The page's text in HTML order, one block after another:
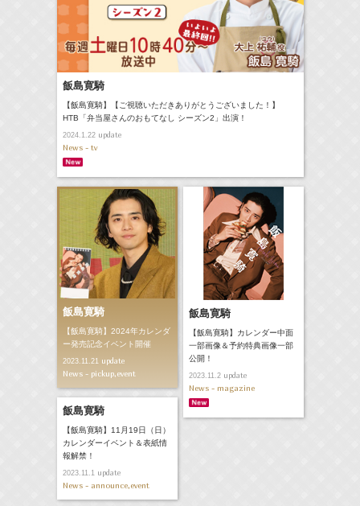
飯島寛騎
【飯島寛騎】【ご視聴いただきありがとうございました！】
HTB「弁当屋さんのおもてなし シーズン2」出演！
2024.1.22update
News - tv
飯島寛騎
【飯島寛騎】2024年カレンダ
ー発売記念イベント開催
2023.11.21 update
News - pickup,event
飯島寛騎
【飯島寛騎】カレンダー中面
一部画像＆予約特典画像一部
公開！
2023.11.2update
News - magazine
飯島寛騎
【飯島寛騎】11月19日（日）
カレンダーイベント＆表紙情
報解禁！
2023.11.1update
News - announce,event